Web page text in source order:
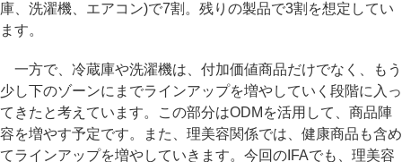
庫、洗濯機、エアコン)で7割。残りの製品で3割を想定してい
ます。
一方で、冷蔵庫や洗濯機は、付加価値商品だけでなく、もう
少し下のゾーンにまでラインアップを増やしていく段階に入っ
てきたと考えています。この部分はODMを活用して、商品陣
容を増やす予定です。また、理美容関係では、健康商品も含め
てラインアップを増やしていきます。今回のIFAでも、理美容